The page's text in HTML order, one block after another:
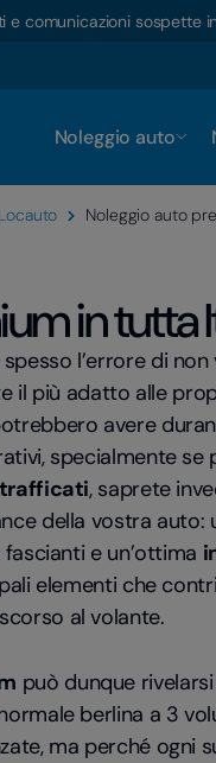
comunicazioni sospette
Noleggio auto
Noleggio auto
in tutta
l’errore di
il più adatto alle
avere
specialmente se
, saprete
della vostra auto:
e un’ottima
elementi che
al volante.
può dunque
berlina a 3
ma perché ogni